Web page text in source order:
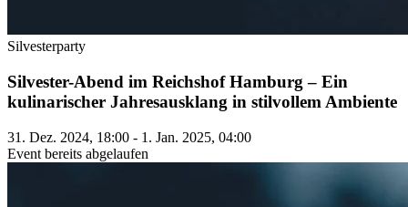
Silvesterparty
Silvester-Abend im Reichshof Hamburg – Ein
kulinarischer Jahresausklang in stilvollem Ambiente
31. Dez. 2024, 18:00 - 1. Jan. 2025, 04:00
Event bereits abgelaufen